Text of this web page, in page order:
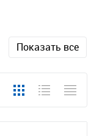
Показать все